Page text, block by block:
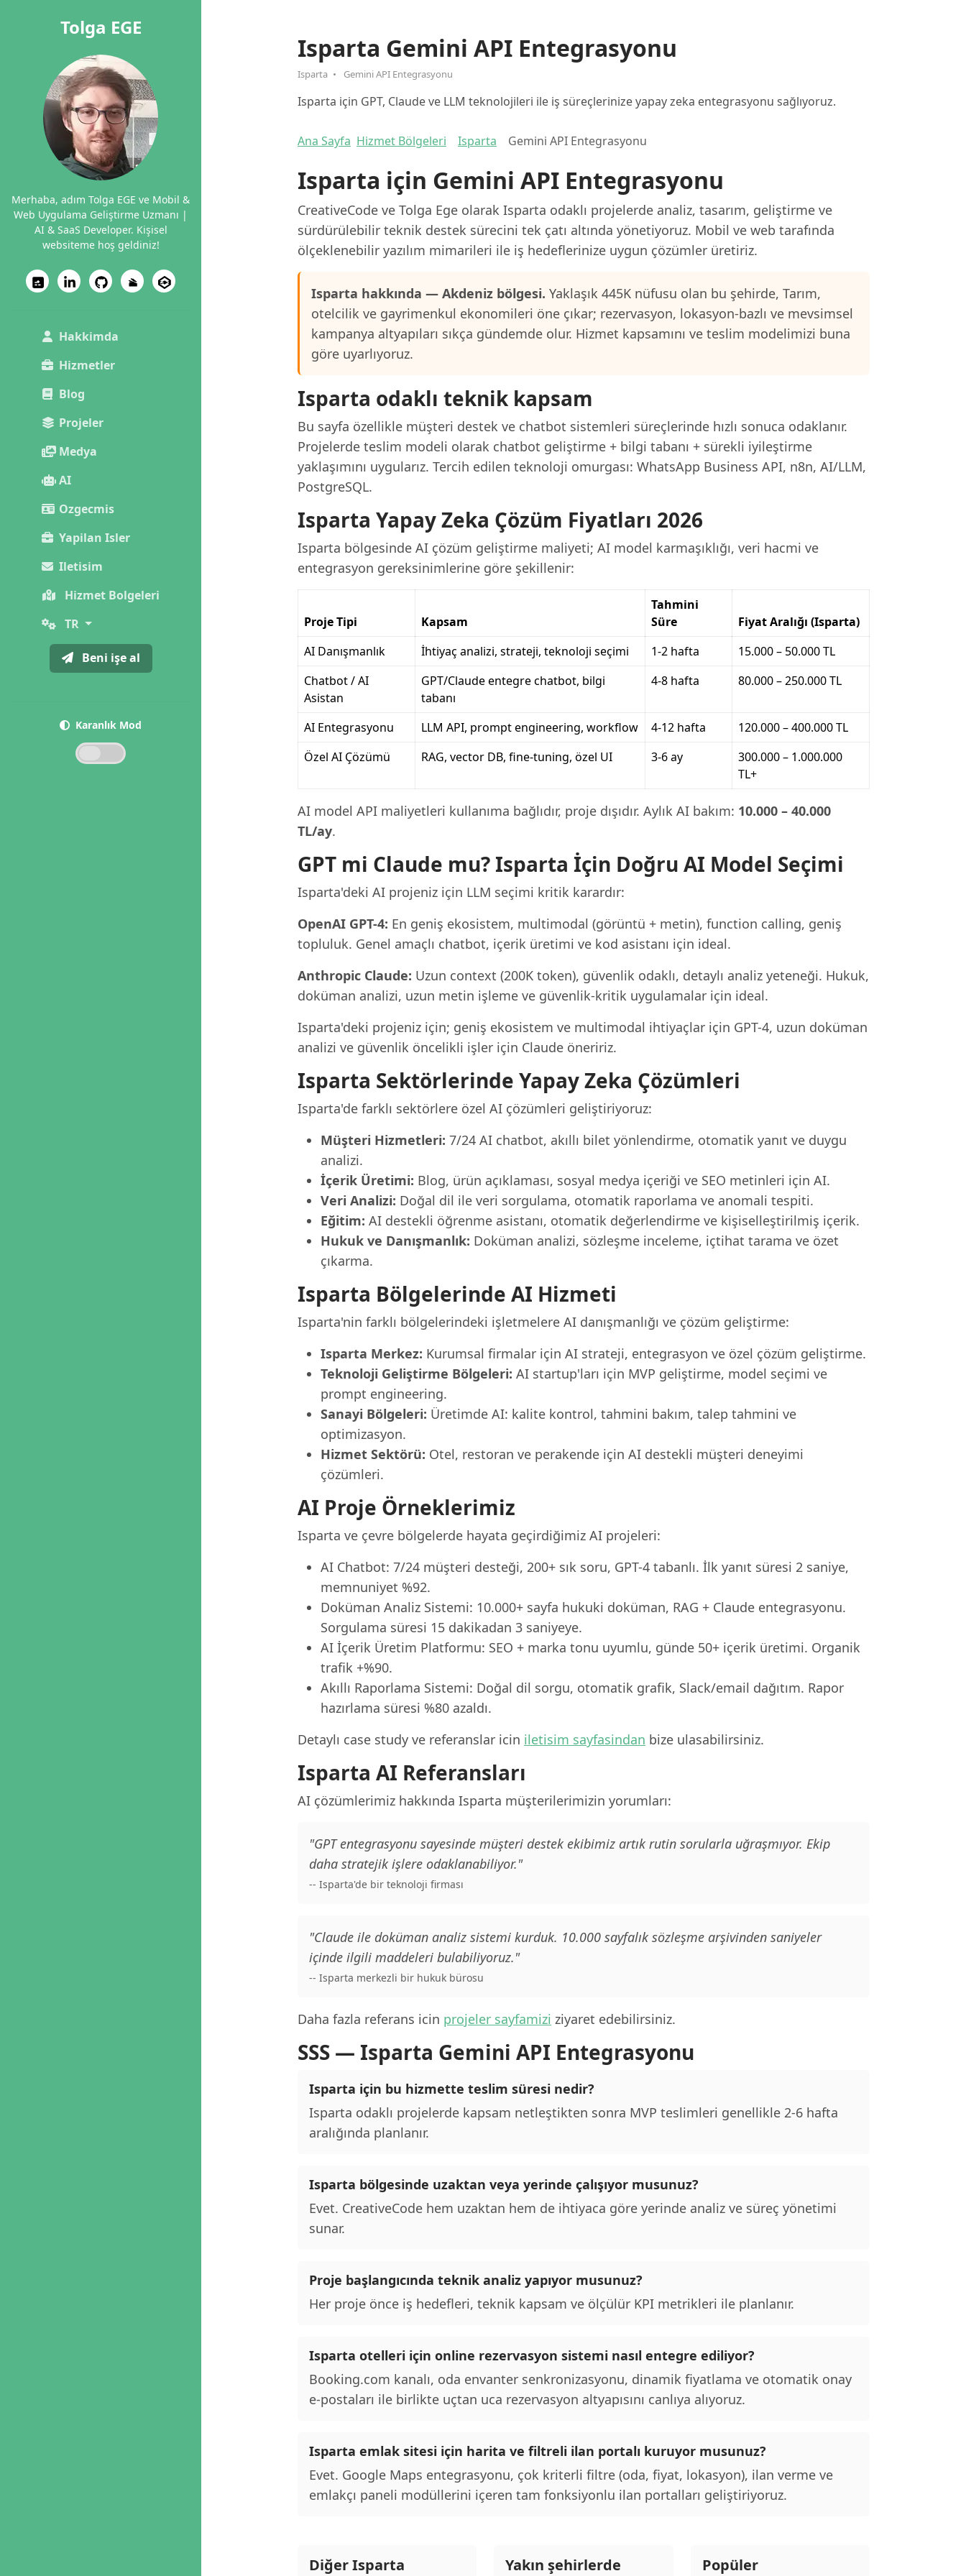
Tolga EGE
Merhaba, adım Tolga EGE ve Mobil &
Web Uygulama Geliştirme Uzmanı |
AI & SaaS Developer. Kişisel
websiteme hoş geldiniz!
Hakkimda
Hizmetler
Blog
Projeler
Medya
AI
Ozgecmis
Yapilan Isler
Iletisim
Hizmet Bolgeleri
TR
Beni işe al
Karanlık Mod
Isparta Gemini API Entegrasyonu
Isparta Gemini API Entegrasyonu
Isparta için GPT, Claude ve LLM teknolojileri ile iş süreçlerinize yapay zeka entegrasyonu sağlıyoruz.
Ana Sayfa Hizmet Bölgeleri Isparta Gemini API Entegrasyonu
Isparta için Gemini API Entegrasyonu
CreativeCode ve Tolga Ege olarak Isparta odaklı projelerde analiz, tasarım, geliştirme ve
sürdürülebilir teknik destek sürecini tek çatı altında yönetiyoruz. Mobil ve web tarafında
ölçeklenebilir yazılım mimarileri ile iş hedeflerinize uygun çözümler üretiriz.
Isparta hakkında — Akdeniz bölgesi. Yaklaşık 445K nüfusu olan bu şehirde, Tarım,
otelcilik ve gayrimenkul ekonomileri öne çıkar; rezervasyon, lokasyon-bazlı ve mevsimsel
kampanya altyapıları sıkça gündemde olur. Hizmet kapsamını ve teslim modelimizi buna
göre uyarlıyoruz.
Isparta odaklı teknik kapsam
Bu sayfa özellikle müşteri destek ve chatbot sistemleri süreçlerinde hızlı sonuca odaklanır.
Projelerde teslim modeli olarak chatbot geliştirme + bilgi tabanı + sürekli iyileştirme
yaklaşımını uygularız. Tercih edilen teknoloji omurgası: WhatsApp Business API, n8n, AI/LLM,
PostgreSQL.
Isparta Yapay Zeka Çözüm Fiyatları 2026
Isparta bölgesinde AI çözüm geliştirme maliyeti; AI model karmaşıklığı, veri hacmi ve
entegrasyon gereksinimlerine göre şekillenir:
Proje Tipi Kapsam
Tahmini
Süre
Fiyat Aralığı (Isparta)
AI Danışmanlık
İhtiyaç analizi, strateji, teknoloji seçimi 1-2 hafta
15.000 – 50.000 TL
Chatbot / AI
Asistan
GPT/Claude entegre chatbot, bilgi
tabanı
4-8 hafta 80.000 – 250.000 TL
AI Entegrasyonu LLM API, prompt engineering, workflow 4-12 hafta
120.000 – 400.000 TL
Özel AI Çözümü
RAG, vector DB, fine-tuning, özel UI 3-6 ay
300.000 – 1.000.000
TL+
AI model API maliyetleri kullanıma bağlıdır, proje dışıdır. Aylık AI bakım: 10.000 – 40.000
TL/ay.
GPT mi Claude mu? Isparta İçin Doğru AI Model Seçimi
Isparta'deki AI projeniz için LLM seçimi kritik karardır:
OpenAI GPT-4: En geniş ekosistem, multimodal (görüntü + metin), function calling, geniş
topluluk. Genel amaçlı chatbot, içerik üretimi ve kod asistanı için ideal.
Anthropic Claude: Uzun context (200K token), güvenlik odaklı, detaylı analiz yeteneği. Hukuk,
doküman analizi, uzun metin işleme ve güvenlik-kritik uygulamalar için ideal.
Isparta'deki projeniz için; geniş ekosistem ve multimodal ihtiyaçlar için GPT-4, uzun doküman
analizi ve güvenlik öncelikli işler için Claude öneririz.
Isparta Sektörlerinde Yapay Zeka Çözümleri
Isparta'de farklı sektörlere özel AI çözümleri geliştiriyoruz:
Müşteri Hizmetleri: 7/24 AI chatbot, akıllı bilet yönlendirme, otomatik yanıt ve duygu
analizi.
İçerik Üretimi: Blog, ürün açıklaması, sosyal medya içeriği ve SEO metinleri için AI.
Veri Analizi: Doğal dil ile veri sorgulama, otomatik raporlama ve anomali tespiti.
Eğitim: AI destekli öğrenme asistanı, otomatik değerlendirme ve kişiselleştirilmiş içerik.
Hukuk ve Danışmanlık: Doküman analizi, sözleşme inceleme, içtihat tarama ve özet
çıkarma.
Isparta Bölgelerinde AI Hizmeti
Isparta'nin farklı bölgelerindeki işletmelere AI danışmanlığı ve çözüm geliştirme:
Isparta Merkez: Kurumsal firmalar için AI strateji, entegrasyon ve özel çözüm geliştirme.
Teknoloji Geliştirme Bölgeleri: AI startup'ları için MVP geliştirme, model seçimi ve
prompt engineering.
Sanayi Bölgeleri: Üretimde AI: kalite kontrol, tahmini bakım, talep tahmini ve
optimizasyon.
Hizmet Sektörü: Otel, restoran ve perakende için AI destekli müşteri deneyimi
çözümleri.
AI Proje Örneklerimiz
Isparta ve çevre bölgelerde hayata geçirdiğimiz AI projeleri:
AI Chatbot: 7/24 müşteri desteği, 200+ sık soru, GPT-4 tabanlı. İlk yanıt süresi 2 saniye,
memnuniyet %92.
Doküman Analiz Sistemi: 10.000+ sayfa hukuki doküman, RAG + Claude entegrasyonu.
Sorgulama süresi 15 dakikadan 3 saniyeye.
AI İçerik Üretim Platformu: SEO + marka tonu uyumlu, günde 50+ içerik üretimi. Organik
trafik +%90.
Akıllı Raporlama Sistemi: Doğal dil sorgu, otomatik grafik, Slack/email dağıtım. Rapor
hazırlama süresi %80 azaldı.
Detaylı case study ve referanslar icin iletisim sayfasindan bize ulasabilirsiniz.
Isparta AI Referansları
AI çözümlerimiz hakkında Isparta müşterilerimizin yorumları:
"GPT entegrasyonu sayesinde müşteri destek ekibimiz artık rutin sorularla uğraşmıyor. Ekip
daha stratejik işlere odaklanabiliyor."
-- Isparta'de bir teknoloji firması
"Claude ile doküman analiz sistemi kurduk. 10.000 sayfalık sözleşme arşivinden saniyeler
içinde ilgili maddeleri bulabiliyoruz."
-- Isparta merkezli bir hukuk bürosu
Daha fazla referans icin projeler sayfamizi ziyaret edebilirsiniz.
SSS — Isparta Gemini API Entegrasyonu
Isparta için bu hizmette teslim süresi nedir?
Isparta odaklı projelerde kapsam netleştikten sonra MVP teslimleri genellikle 2-6 hafta
aralığında planlanır.
Isparta bölgesinde uzaktan veya yerinde çalışıyor musunuz?
Evet. CreativeCode hem uzaktan hem de ihtiyaca göre yerinde analiz ve süreç yönetimi
sunar.
Proje başlangıcında teknik analiz yapıyor musunuz?
Her proje önce iş hedefleri, teknik kapsam ve ölçülür KPI metrikleri ile planlanır.
Isparta otelleri için online rezervasyon sistemi nasıl entegre ediliyor?
Booking.com kanalı, oda envanter senkronizasyonu, dinamik fiyatlama ve otomatik onay
e-postaları ile birlikte uçtan uca rezervasyon altyapısını canlıya alıyoruz.
Isparta emlak sitesi için harita ve filtreli ilan portalı kuruyor musunuz?
Evet. Google Maps entegrasyonu, çok kriterli filtre (oda, fiyat, lokasyon), ilan verme ve
emlakçı paneli modüllerini içeren tam fonksiyonlu ilan portalları geliştiriyoruz.
Diğer Isparta
Yakın şehirlerde
Popüler